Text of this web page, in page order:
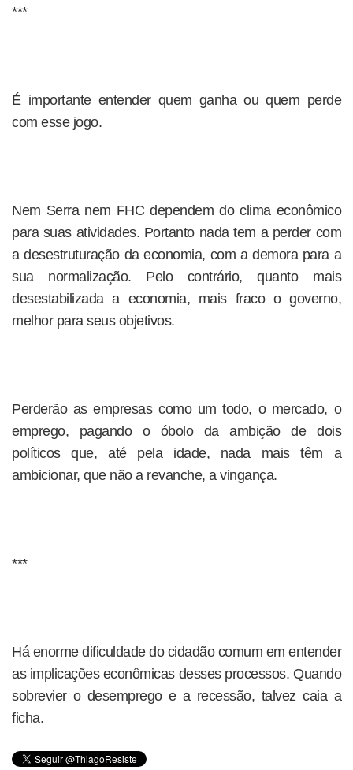
***
É importante entender quem ganha ou quem perde
com esse jogo.
Nem Serra nem FHC dependem do clima econômico
para suas atividades. Portanto nada tem a perder com
a desestruturação da economia, com a demora para a
sua normalização. Pelo contrário, quanto mais
desestabilizada a economia, mais fraco o governo,
melhor para seus objetivos.
Perderão as empresas como um todo, o mercado, o
emprego, pagando o óbolo da ambição de dois
políticos que, até pela idade, nada mais têm a
ambicionar, que não a revanche, a vingança.
***
Há enorme dificuldade do cidadão comum em entender
as implicações econômicas desses processos. Quando
sobrevier o desemprego e a recessão, talvez caia a
ficha.